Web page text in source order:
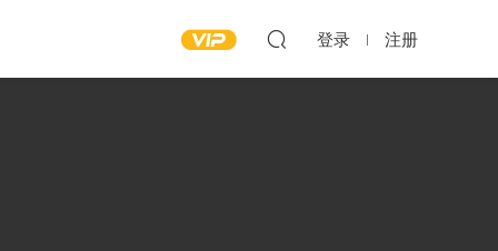
登录 注册